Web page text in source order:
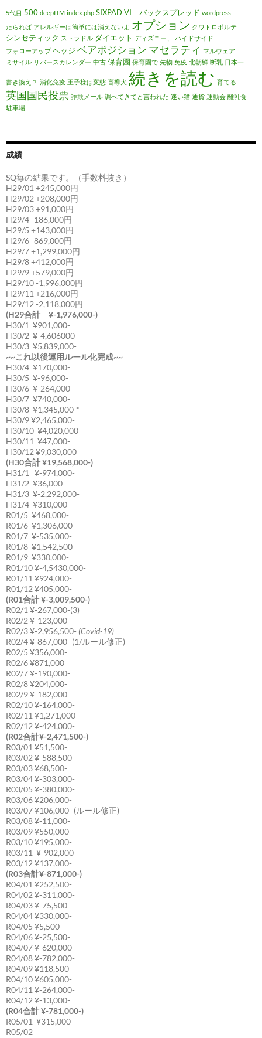
5代目 500 deepITM index.php SIXPADVI バックスプレッド wordpress
たられば アレルギーは簡単には消えないよ オプション クワトロポルテ
シンセティック ストラドル ダイエット ディズニー、
ハイドサイド
フォローアップ ヘッジ ベアポジション マセラティ マルウェア
ミサイル リバースカレンダー 中古 保育園 保育園で 先物 免疫 北朝鮮 断乳 日本一
書き換え？ 消化免疫 王子様は変態 盲導犬 続きを読む 育てる
英国国民投票 詐欺メール 調べてきてと言われた 迷い猫 通貨 運動会 離乳食
駐車場
成績
SQ毎の結果です。（手数料抜き）
H29/01 +245,000円
H29/02 +208,000円
H29/03 +91,000円
H29/4 -186,000円
H29/5 +143,000円
H29/6 -869,000円
H29/7 +1,299,000円
H29/8 +412,000円
H29/9 +579,000円
H29/10 -1,996,000円
H29/11 +216,000円
H29/12 -2,118,000円
(H29合計 ¥-1,976,000-)
H30/1 ¥901,000-
H30/2 ¥-4,606000-
H30/3 ¥5,839,000-
~~これ以後運用ルール化完成~~
H30/4 ¥170,000-
H30/5 ¥-96,000-
H30/6 ¥-264,000-
H30/7 ¥740,000-
H30/8 ¥1,345,000-*
H30/9 ¥2,465,000-
H30/10 ¥4,020,000-
H30/11 ¥47,000-
H30/12 ¥9,030,000-
(H30合計 ¥19,568,000-)
H31/1 ¥-974,000-
H31/2 ¥36,000-
H31/3 ¥-2,292,000-
H31/4 ¥310,000-
R01/5 ¥468,000-
R01/6 ¥1,306,000-
R01/7 ¥-535,000-
R01/8 ¥1,542,500-
R01/9 ¥330,000-
R01/10 ¥-4,5430,000-
R01/11 ¥924,000-
R01/12 ¥405,000-
(R01合計 ¥-3,009,500-)
R02/1 ¥-267,000-(3)
R02/2 ¥-123,000-
R02/3 ¥-2,956,500- (Covid-19)
R02/4 ¥-867,000- (1/ルール修正)
R02/5 ¥356,000-
R02/6 ¥871,000-
R02/7 ¥-190,000-
R02/8 ¥204,000-
R02/9 ¥-182,000-
R02/10 ¥-164,000-
R02/11 ¥1,271,000-
R02/12 ¥-424,000-
(R02合計¥-2,471,500-)
R03/01 ¥51,500-
R03/02 ¥-588,500-
R03/03 ¥68,500-
R03/04 ¥-303,000-
R03/05 ¥-380,000-
R03/06 ¥206,000-
R03/07 ¥106,000- (ルール修正)
R03/08 ¥-11,000-
R03/09 ¥550,000-
R03/10 ¥195,000-
R03/11 ¥-902,000-
R03/12 ¥137,000-
(R03合計¥-871,000-)
R04/01 ¥252,500-
R04/02 ¥-311,000-
R04/03 ¥-75,500-
R04/04 ¥330,000-
R04/05 ¥5,500-
R04/06 ¥-25,500-
R04/07 ¥-620,000-
R04/08 ¥-782,000-
R04/09 ¥118,500-
R04/10 ¥605,000-
R04/11 ¥-264,000-
R04/12 ¥-13,000-
(R04合計 ¥-781,000-)
R05/01 ¥315,000-
R05/02